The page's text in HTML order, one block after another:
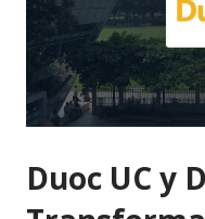
Duoc UC y